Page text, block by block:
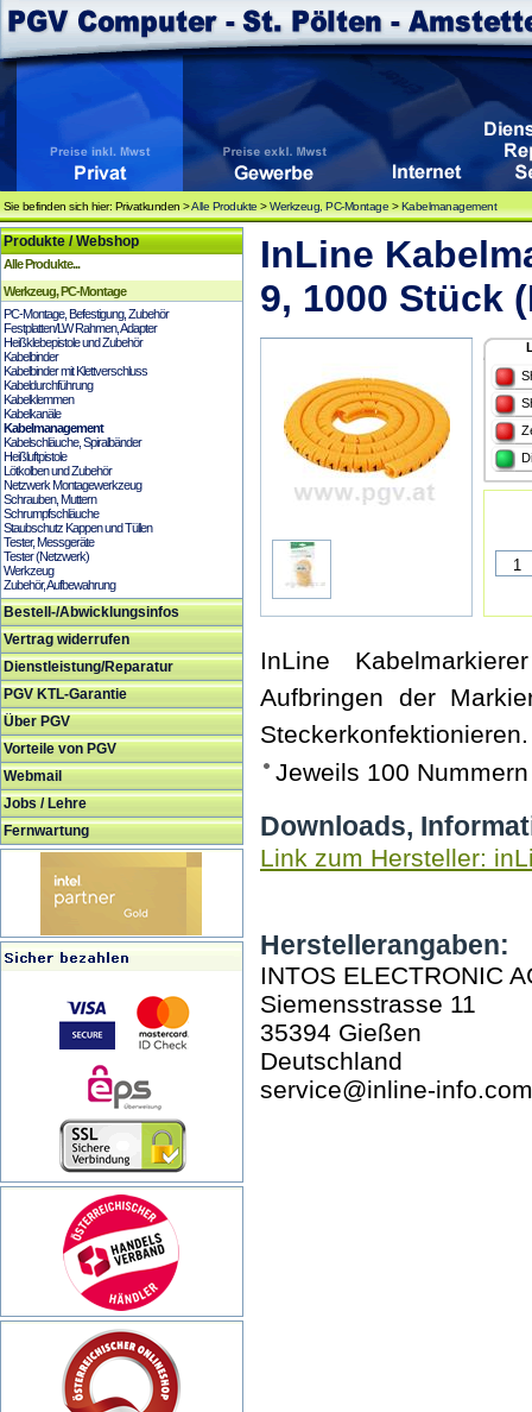
Sie befinden sich hier: Privatkunden >Alle Produkte >Werkzeug, PC-Montage >Kabelmanagement
Produkte / Webshop
Alle Produkte...
Werkzeug, PC-Montage
PC-Montage, Befestigung, Zubehör
Festplatten/LW Rahmen, Adapter
Heißklebepistole und Zubehör
Kabelbinder
Kabelbinder mit Klettverschluss
Kabeldurchführung
Kabelklemmen
Kabelkanäle
Kabelmanagement
Kabelschläuche, Spiralbänder
Heißluftpistole
Lötkolben und Zubehör
Netzwerk Montagewerkzeug
Schrauben, Muttern
Schrumpfschläuche
Staubschutz Kappen und Tüllen
Tester, Messgeräte
Tester (Netzwerk)
Werkzeug
Zubehör, Aufbewahrung
Bestell-/Abwicklungsinfos
Vertrag widerrufen
Dienstleistung/Reparatur
PGV KTL-Garantie
Über PGV
Vorteile von PGV
Webmail
Jobs / Lehre
Fernwartung
InLine
9, 1000 Stück
InLine
Aufbringen der
Steckerkonfektionieren.
Jeweils 100
Downloads,
Link zum Hersteller:
Herstellerangaben:
INTOS ELECTRONIC
Siemensstrasse 11
35394 Gießen
Deutschland
service@inline-info.com